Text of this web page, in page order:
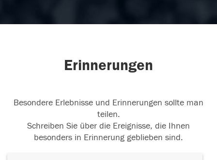
Erinnerungen
Besondere Erlebnisse und Erinnerungen sollte man
teilen.
Schreiben Sie über die Ereignisse, die Ihnen
besonders in Erinnerung geblieben sind.